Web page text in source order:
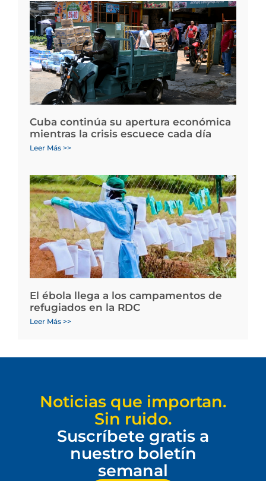
Cuba continúa su apertura económica
mientras la crisis escuece cada día
Leer Más >>
El ébola llega a los campamentos de
refugiados en la RDC
Leer Más >>
Noticias que importan.
Sin ruido.
Suscríbete gratis a
nuestro boletín
semanal